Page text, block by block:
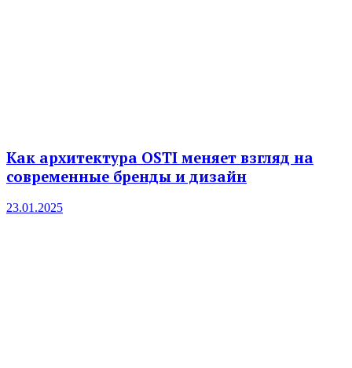
Как архитектура OSTI меняет взгляд на
современные бренды и дизайн
23.01.2025